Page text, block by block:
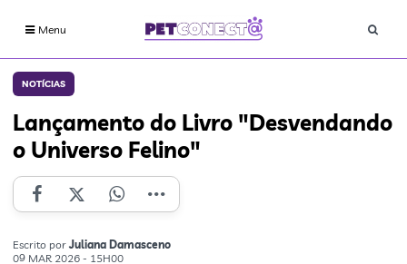
Menu
NOTÍCIAS
Lançamento do Livro "Desvendando
o Universo Felino"
Escrito por Juliana Damasceno
09 MAR 2026 - 15H00